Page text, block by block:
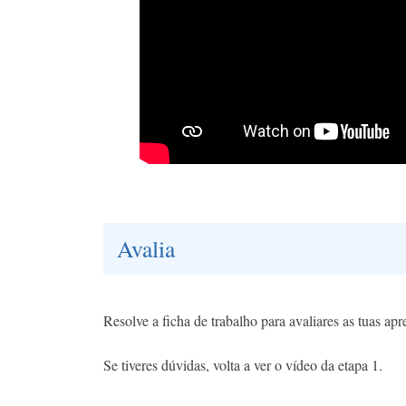
Avalia
Resolve a ficha de trabalho para avaliares as tuas
Se tiveres dúvidas, volta a ver o vídeo da etapa 1.